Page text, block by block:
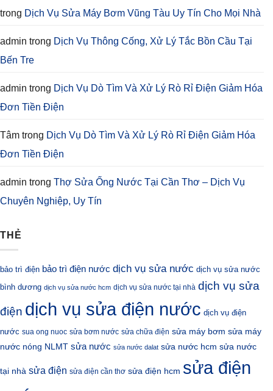
trong Dịch Vụ Sửa Máy Bơm Vũng Tàu Uy Tín Cho Mọi Nhà
admin trong Dịch Vụ Thông Cống, Xử Lý Tắc Bồn Cầu Tại
Bến Tre
admin trong Dịch Vụ Dò Tìm Và Xử Lý Rò Rỉ Điện Giảm Hóa
Đơn Tiền Điện
Tâm trong Dịch Vụ Dò Tìm Và Xử Lý Rò Rỉ Điện Giảm Hóa
Đơn Tiền Điện
admin trong Thợ Sửa Ống Nước Tại Cần Thơ – Dịch Vụ
Chuyên Nghiệp, Uy Tín
THẺ
bảo trì điện bảo trì điện nước dịch vụ sửa nước dịch vụ sửa nước
bình dương dịch vụ sửa nước hcm dịch vụ sửa nước tại nhà dịch vụ sửa
điện dịch vụ sửa điện nước dịch vụ điện
nước sua ong nuoc sửa bơm nước sửa chữa điện sửa máy bơm sửa máy
nước nóng NLMT sửa nước sửa nước dalat sửa nước hcm sửa nước
tại nhà sửa điện sửa điện cần thơ sửa điện hcm sửa điện